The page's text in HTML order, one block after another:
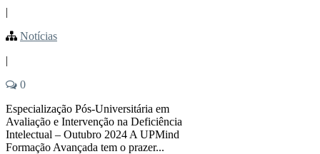
|
Notícias
|
0
Especialização Pós-Universitária em
Avaliação e Intervenção na Deficiência
Intelectual – Outubro 2024 A UPMind
Formação Avançada tem o prazer...